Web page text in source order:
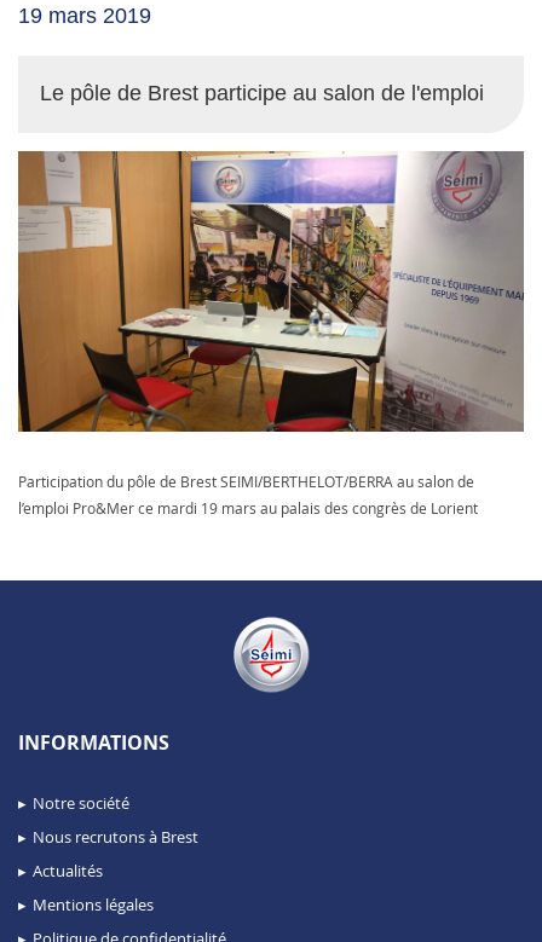
19 mars 2019
Le pôle de Brest participe au salon de l'emploi
Participation du pôle de Brest SEIMI/BERTHELOT/BERRA au salon de
l’emploi Pro&Mer ce mardi 19 mars au palais des congrès de Lorient
INFORMATIONS
Notre société
Nous recrutons à Brest
Actualités
Mentions légales